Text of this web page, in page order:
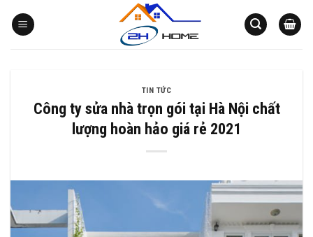
qua
TIN TỨC
Công ty sửa nhà trọn gói tại Hà Nội chất
lượng hoàn hảo giá rẻ 2021